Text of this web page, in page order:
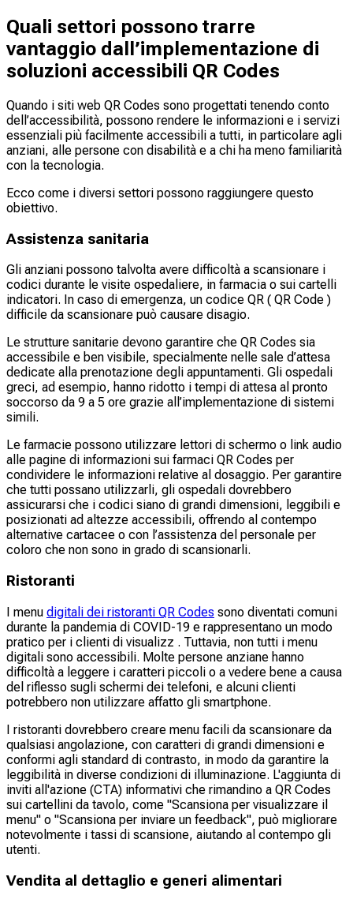
Quali settori possono trarre
vantaggio dall’implementazione di
soluzioni accessibili QR Codes
Quando i siti web QR Codes sono progettati tenendo conto
dell’accessibilità, possono rendere le informazioni e i servizi
essenziali più facilmente accessibili a tutti, in particolare agli
anziani, alle persone con disabilità e a chi ha meno familiarità
con la tecnologia.
Ecco come i diversi settori possono raggiungere questo
obiettivo.
Assistenza sanitaria
Gli anziani possono talvolta avere difficoltà a scansionare i
codici durante le visite ospedaliere, in farmacia o sui cartelli
indicatori. In caso di emergenza, un codice QR ( QR Code )
difficile da scansionare può causare disagio.
Le strutture sanitarie devono garantire che QR Codes sia
accessibile e ben visibile, specialmente nelle sale d’attesa
dedicate alla prenotazione degli appuntamenti. Gli ospedali
greci, ad esempio, hanno ridotto i tempi di attesa al pronto
soccorso da 9 a 5 ore grazie all’implementazione di sistemi
simili.
Le farmacie possono utilizzare lettori di schermo o link audio
alle pagine di informazioni sui farmaci QR Codes per
condividere le informazioni relative al dosaggio. Per garantire
che tutti possano utilizzarli, gli ospedali dovrebbero
assicurarsi che i codici siano di grandi dimensioni, leggibili e
posizionati ad altezze accessibili, offrendo al contempo
alternative cartacee o con l’assistenza del personale per
coloro che non sono in grado di scansionarli.
Ristoranti
I menu digitali dei ristoranti QR Codes sono diventati comuni
durante la pandemia di COVID-19 e rappresentano un modo
pratico per i clienti di visualizz . Tuttavia, non tutti i menu
digitali sono accessibili. Molte persone anziane hanno
difficoltà a leggere i caratteri piccoli o a vedere bene a causa
del riflesso sugli schermi dei telefoni, e alcuni clienti
potrebbero non utilizzare affatto gli smartphone.
I ristoranti dovrebbero creare menu facili da scansionare da
qualsiasi angolazione, con caratteri di grandi dimensioni e
conformi agli standard di contrasto, in modo da garantire la
leggibilità in diverse condizioni di illuminazione. L'aggiunta di
inviti all'azione (CTA) informativi che rimandino a QR Codes
sui cartellini da tavolo, come "Scansiona per visualizzare il
menu" o "Scansiona per inviare un feedback", può migliorare
notevolmente i tassi di scansione, aiutando al contempo gli
utenti.
Vendita al dettaglio e generi alimentari